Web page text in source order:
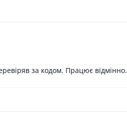
за кодом. Працює відмінно.